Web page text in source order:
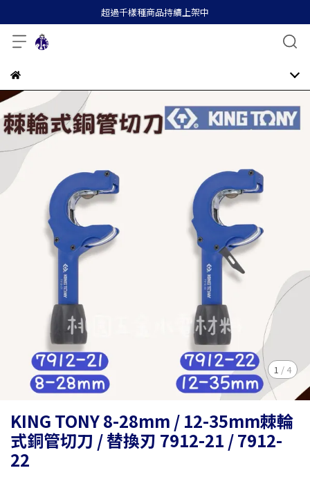
超過千樣種商品持續上架中
1 / 4
KING TONY 8-28mm / 12-35mm棘輪
式銅管切刀 / 替換刃 7912-21 / 7912-
22